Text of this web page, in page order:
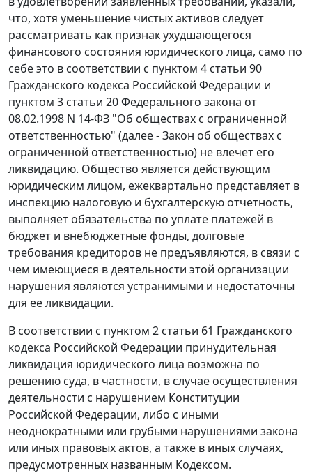
что, хотя уменьшение чистых активов следует
рассматривать как признак ухудшающегося
финансового состояния юридического лица, само по
себе это в соответствии с пунктом 4 статьи 90
Гражданского кодекса Российской Федерации и
пунктом 3 статьи 20Федерального закона от
08.02.1998 N 14-ФЗ "Об обществах с ограниченной
ответственностью" (далее -Закон об обществах с
ограниченной ответственностью) не влечет его
ликвидацию. Общество является действующим
юридическим лицом, ежеквартально представляет в
инспекцию налоговую и бухгалтерскую отчетность,
выполняет обязательства по уплате платежей в
бюджет и внебюджетные фонды, долговые
требования кредиторов не предъявляются, в связи с
чем имеющиеся в деятельности этой организации
нарушения являются устранимыми и недостаточны
для ее ликвидации.
В соответствии с пунктом 2 статьи 61 Гражданского
кодекса Российской Федерации принудительная
ликвидация юридического лица возможна по
решению суда, в частности, в случае осуществления
деятельности с нарушением Конституции
Российской Федерации, либо с иными
неоднократными или грубыми нарушениями закона
или иных правовых актов, а также в иных случаях,
предусмотренных названным Кодексом.